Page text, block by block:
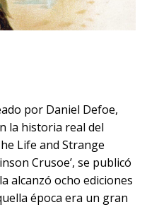
por Daniel Defoe,
la historia real del
Life and Strange
Crusoe’, se publicó
alcanzó ocho ediciones
época era un gran